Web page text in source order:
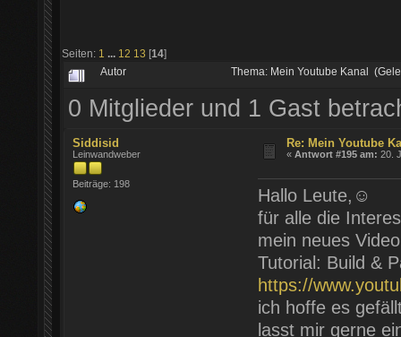
Seiten: 1 ... 12 13 [14]
Autor Thema: Mein Youtube Kanal
0 Mitglieder und 1 Gast
Siddisid
Leinwandweber
Beiträge: 198
Re: Mein Youtube
«Antwort #195 am: 20.
Hallo Leute,☺️
für alle die
mein neues
Tutorial: Build &
https://
ich hoffe es
lasst mir gerne